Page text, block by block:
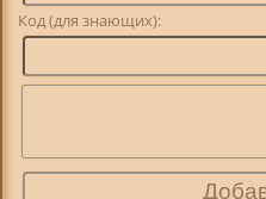
Код (для знающих):